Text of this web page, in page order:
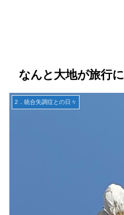
なんと大地が旅行に
2．統合失調症との日々